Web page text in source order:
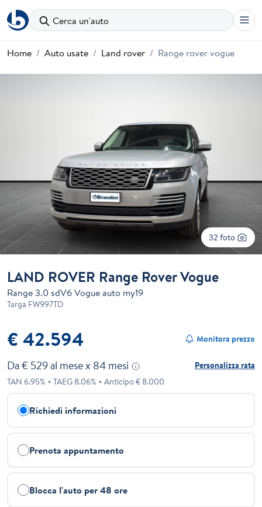
Cerca un'auto
Home Auto usate Land rover Range rover vogue
32 foto
LAND ROVER Range Rover Vogue
Range 3.0 sdV6 Vogue auto my19
Targa FW997TD
€ 42.594 Monitora prezzo
Da € 529al mese x 84 mesi
Personalizza rata
TAN 6.95% TAEG 8.06% Anticipo € 8.000
Richiedi informazioni
Prenota appuntamento
Blocca l'auto per 48 ore